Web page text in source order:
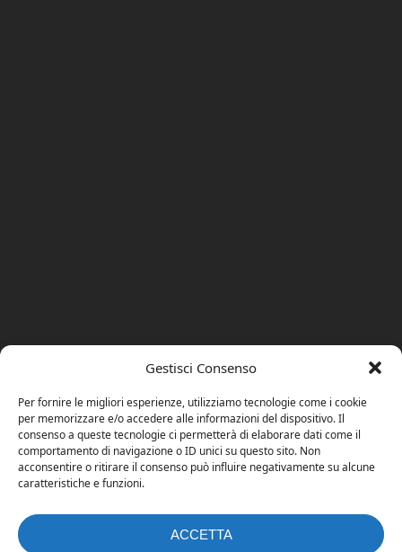
Gestisci Consenso
Per fornire le migliori esperienze, utilizziamo tecnologie come i cookie
per memorizzare e/o accedere alle informazioni del dispositivo. Il
consenso a queste tecnologie ci permetterà di elaborare dati come il
comportamento di navigazione o ID unici su questo sito. Non
acconsentire o ritirare il consenso può influire negativamente su alcune
caratteristiche e funzioni.
ACCETTA